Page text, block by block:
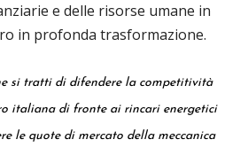
e delle risorse umane in
in profonda trasformazione.
si tratti di difendere la competitività
italiana di fronte ai rincari energetici
le quote di mercato della meccanica